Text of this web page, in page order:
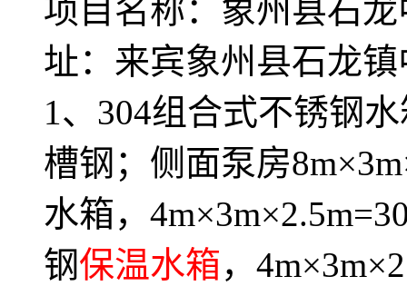
项目名称：象州县石
址：来宾象州县石龙
1、304组合式不锈钢
槽钢；侧面泵房
水箱，
钢保温水箱，